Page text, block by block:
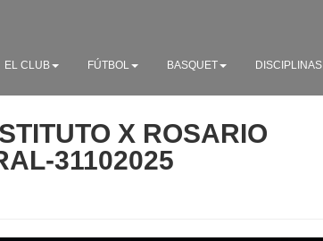
EL CLUB FÚTBOL BASQUET DISCIPLINAS
X ROSARIO
31102025